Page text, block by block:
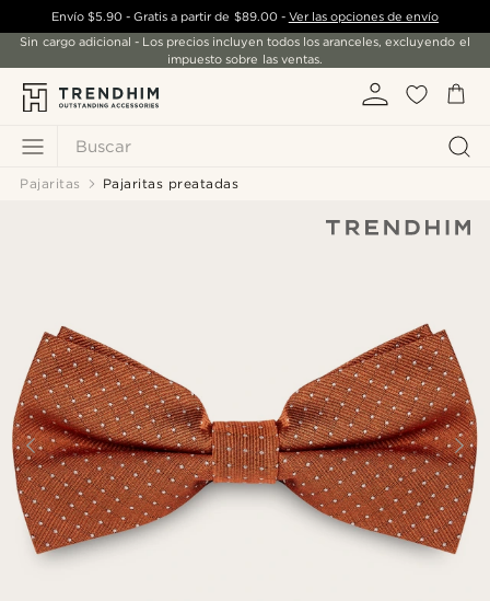
Buscar
Envío $5.90- Gratis a partir de $89.00- Ver las opciones de envío
Sin cargo adicional - Los precios incluyen todos los aranceles, excluyendo el
impuesto sobre las ventas.
Pajaritas Pajaritas preatadas